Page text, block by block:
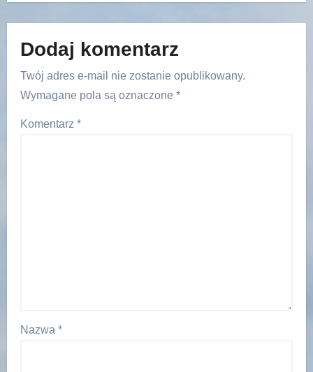
Dodaj komentarz
Twój adres e-mail nie zostanie opublikowany.
Wymagane pola są oznaczone *
Komentarz *
Nazwa *